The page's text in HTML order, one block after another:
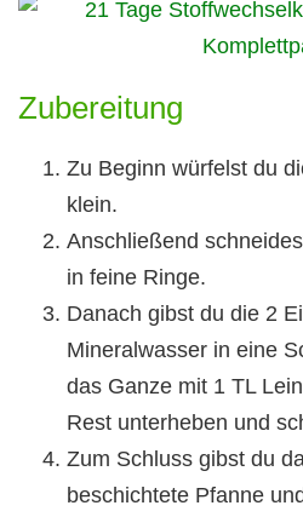
Zubereitung
Zu Beginn würfelst du
klein.
Anschließend
in feine Ringe.
Danach gibst du die 2
Mineralwasser in eine
das Ganze mit 1 TL
Rest unterheben und
Zum Schluss gibst du
beschichtete Pfanne